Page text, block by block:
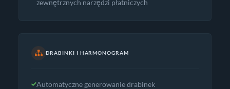
zewnętrznych narzędzi płatniczych
DRABINKI I HARMONOGRAM
Automatyczne generowanie drabinek